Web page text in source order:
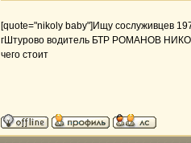
[quote="nikoly baby"]Ищу сослуживцев
гШтурово водитель БТР РОМАНОВ
чего стоит